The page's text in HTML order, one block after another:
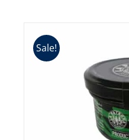
Sale!